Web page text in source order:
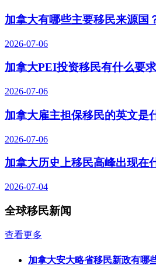
加拿大有哪些主要移民来源国
2026-07-06
加拿大PEI投资移民有什么要
2026-07-06
加拿大雇主担保移民的英文是
2026-07-06
加拿大历史上移民高峰出现在
2026-07-04
全球移民新闻
查看更多
加拿大安大略省移民新政有哪